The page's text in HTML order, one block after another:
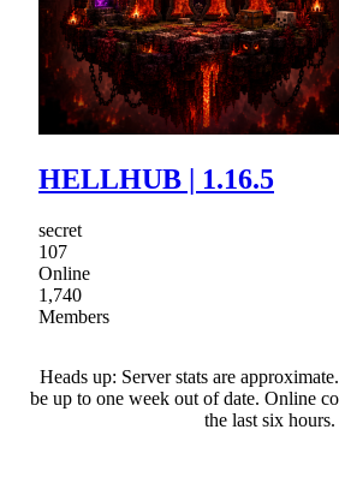
HELLHUB | 1.16.5
secret
107
Online
1,740
Members
Heads up: Server stats are
be up to one week out of date. Online
the last six hours.